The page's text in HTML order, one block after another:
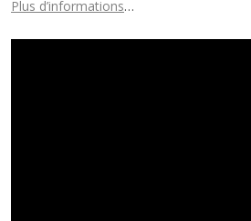
Plus d’informations…